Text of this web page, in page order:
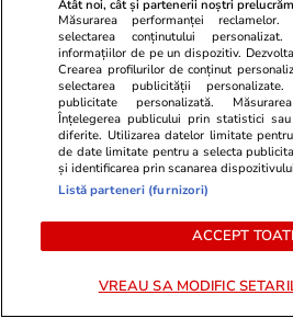
Arabia Saudită înființează
pentru a proteja Marea
maritime. Rebelii din
„escaladare totală”
Citește mai
Atât noi, cât și partenerii noștri
Măsurarea performanței
selectarea conținutului
informațiilor de pe un dispozitiv.
Crearea profilurilor de conținut
selectarea publicității
publicitate personalizată.
Înțelegerea publicului prin statistici
diferite. Utilizarea datelor limitate
de date limitate pentru a selecta
și identificarea prin scanarea
Listă parteneri (furnizori)
ACCEPT
VREAU SA MODIFIC